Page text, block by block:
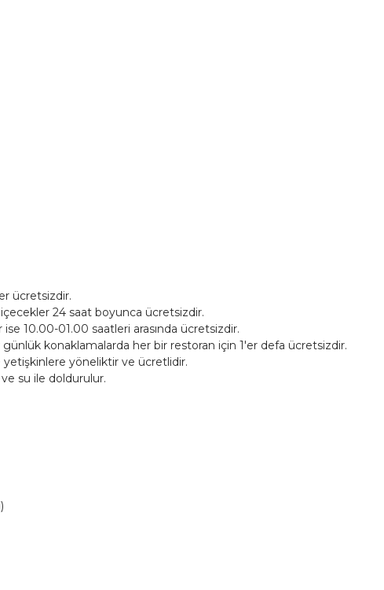
ücretsizdir.
24 saat boyunca ücretsizdir.
10.00-01.00 saatleri arasında ücretsizdir.
konaklamalarda her bir restoran için 1'er defa ücretsizdir.
yöneliktir ve ücretlidir.
su ile doldurulur.